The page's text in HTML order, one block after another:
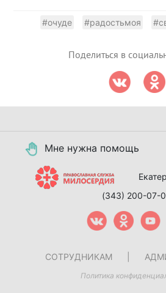
#очуде #радостьмоя
Поделиться в
Мне нужна помощь
(343) 200-07-
СОТРУДНИКАМ
Политика